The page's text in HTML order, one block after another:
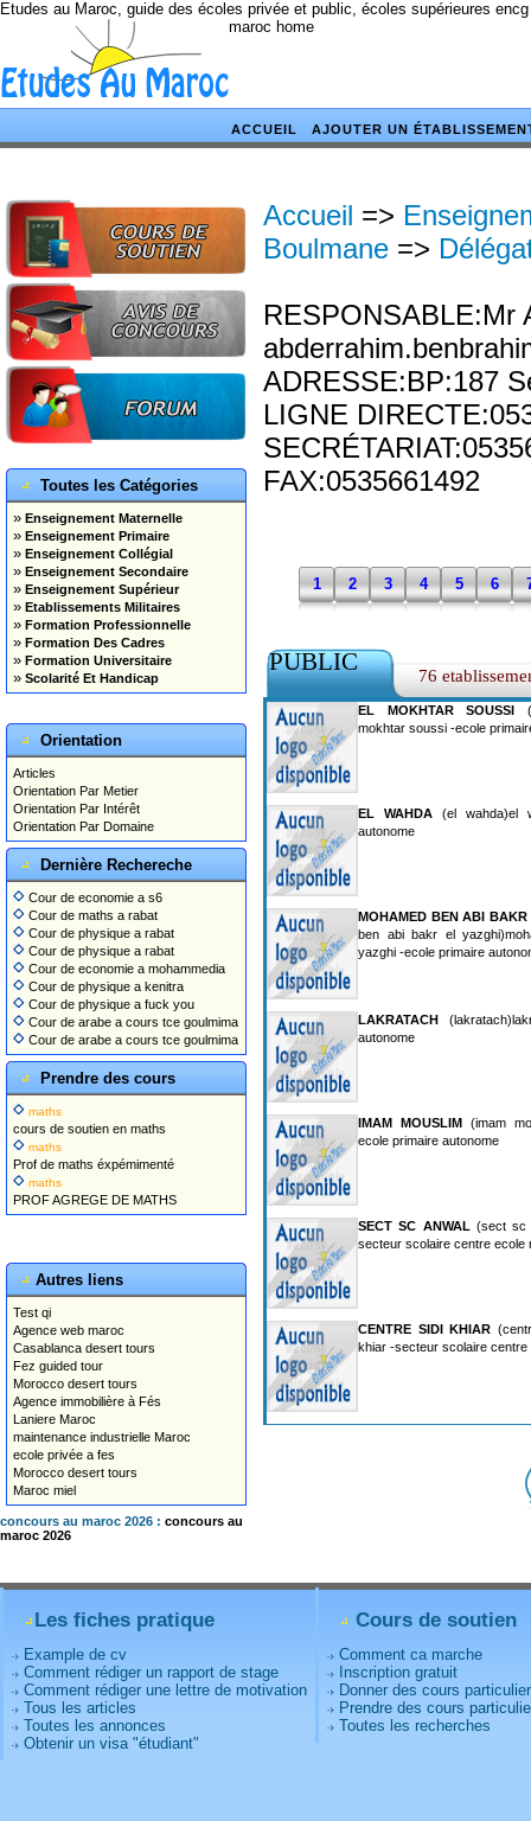
Etudes au Maroc, guide des écoles privée et public, écoles supérieures
maroc home
ACCUEIL AJOUTER UN
Toutes les Catégories
» Enseignement Maternelle
» Enseignement Primaire
» Enseignement Collégial
» Enseignement Secondaire
» Enseignement Supérieur
» Etablissements Militaires
» Formation Professionnelle
» Formation Des Cadres
» Formation Universitaire
» Scolarité Et Handicap
Orientation
Articles
Orientation Par Metier
Orientation Par Intérêt
Orientation Par Domaine
Dernière Rechereche
Cour de economie a s6
Cour de maths a rabat
Cour de physique a rabat
Cour de physique a rabat
Cour de economie a mohammedia
Cour de physique a kenitra
Cour de physique a fuck you
Cour de arabe a cours tce goulmima
Cour de arabe a cours tce goulmima
Prendre des cours
maths
cours de soutien en maths
maths
Prof de maths éxpémimenté
maths
PROF AGREGE DE MATHS
Autres liens
Test qi
Agence web maroc
Casablanca desert tours
Fez guided tour
Morocco desert tours
Agence immobilière à Fés
Laniere Maroc
maintenance industrielle Maroc
ecole privée a fes
Morocco desert tours
Maroc miel
concours au maroc 2026 : concours au
maroc 2026
Accueil =>
Boulmane =>
RESPONSABLE:Mr
ADRESSE:BP:187
LIGNE
FAX:0535661492
1 2 3 4 5 6
PUBLIC 76
EL MOKHTAR SOUSSI
mokhtar soussi -ecole
EL WAHDA (el wahda)el
autonome
MOHAMED BEN ABI BAKR
ben abi bakr el
yazghi -ecole primaire
LAKRATACH
autonome
IMAM MOUSLIM (imam
ecole primaire autonome
SECT SC ANWAL (sect sc
secteur scolaire centre ecole
CENTRE SIDI KHIAR
khiar -secteur scolaire centre
Les fiches pratique
Example de cv
Comment rédiger un rapport de stage
Comment rédiger une lettre de motivation
Tous les articles
Toutes les annonces
Obtenir un visa "étudiant"
Cours de soutien
Comment ca marche
Inscription gratuit
Donner des cours
Prendre des cours
Toutes les recherches